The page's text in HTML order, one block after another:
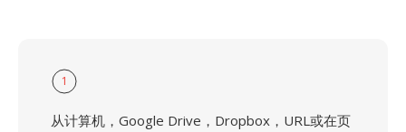
1
从计算机，Google Drive，Dropbox，URL或在页